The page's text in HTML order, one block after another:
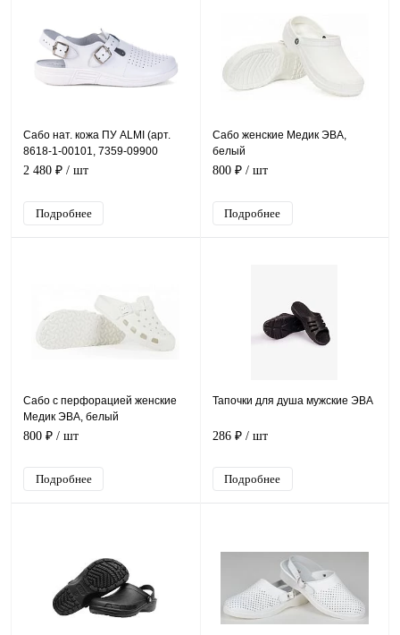
Сабо нат. кожа ПУ ALMI (арт.
8618-1-00101, 7359-09900
(7318-012101)), белый
2 480 ₽ / шт
Подробнее
Сабо женские Медик ЭВА,
белый
800 ₽ / шт
Подробнее
Сабо с перфорацией женские
Медик ЭВА, белый
800 ₽ / шт
Подробнее
Тапочки для душа мужские ЭВА
286 ₽ / шт
Подробнее